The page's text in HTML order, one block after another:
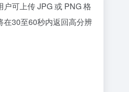
可上传 JPG 或 PNG 格
在30至60秒内返回高分辨